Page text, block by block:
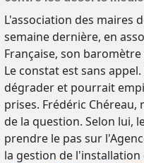
L'association des maires
semaine dernière, en
Française, son
Le constat est sans
dégrader et pourrait
prises. Frédéric
de la question. Selon lui,
prendre le pas sur
la gestion de l'installation